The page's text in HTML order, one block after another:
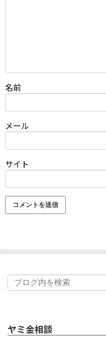
名前
メール
サイト
ヤミ金相談